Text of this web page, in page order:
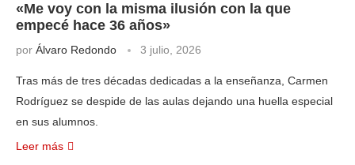
«Me voy con la misma ilusión con la que
empecé hace 36 años»
por Álvaro Redondo 3 julio, 2026
Tras más de tres décadas dedicadas a la enseñanza, Carmen
Rodríguez se despide de las aulas dejando una huella especial
en sus alumnos.
Leer más